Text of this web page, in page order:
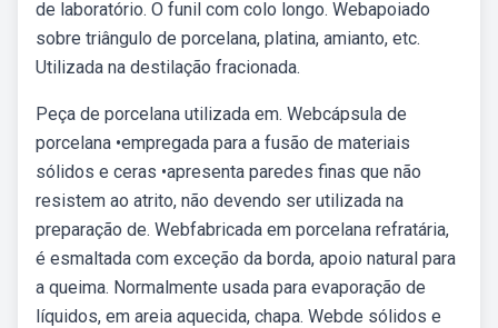
de laboratório. O funil com colo longo. Webapoiado
sobre triângulo de porcelana, platina, amianto, etc.
Utilizada na destilação fracionada.
Peça de porcelana utilizada em. Webcápsula de
porcelana •empregada para a fusão de materiais
sólidos e ceras •apresenta paredes finas que não
resistem ao atrito, não devendo ser utilizada na
preparação de. Webfabricada em porcelana refratária,
é esmaltada com exceção da borda, apoio natural para
a queima. Normalmente usada para evaporação de
líquidos, em areia aquecida, chapa. Webde sólidos e